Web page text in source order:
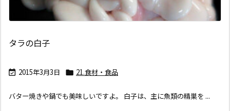
タラの白子
 2015年3月3日  21.食材・食品
バター焼きや鍋でも美味しいですよ。 白子は、主に魚類の精巣を ...